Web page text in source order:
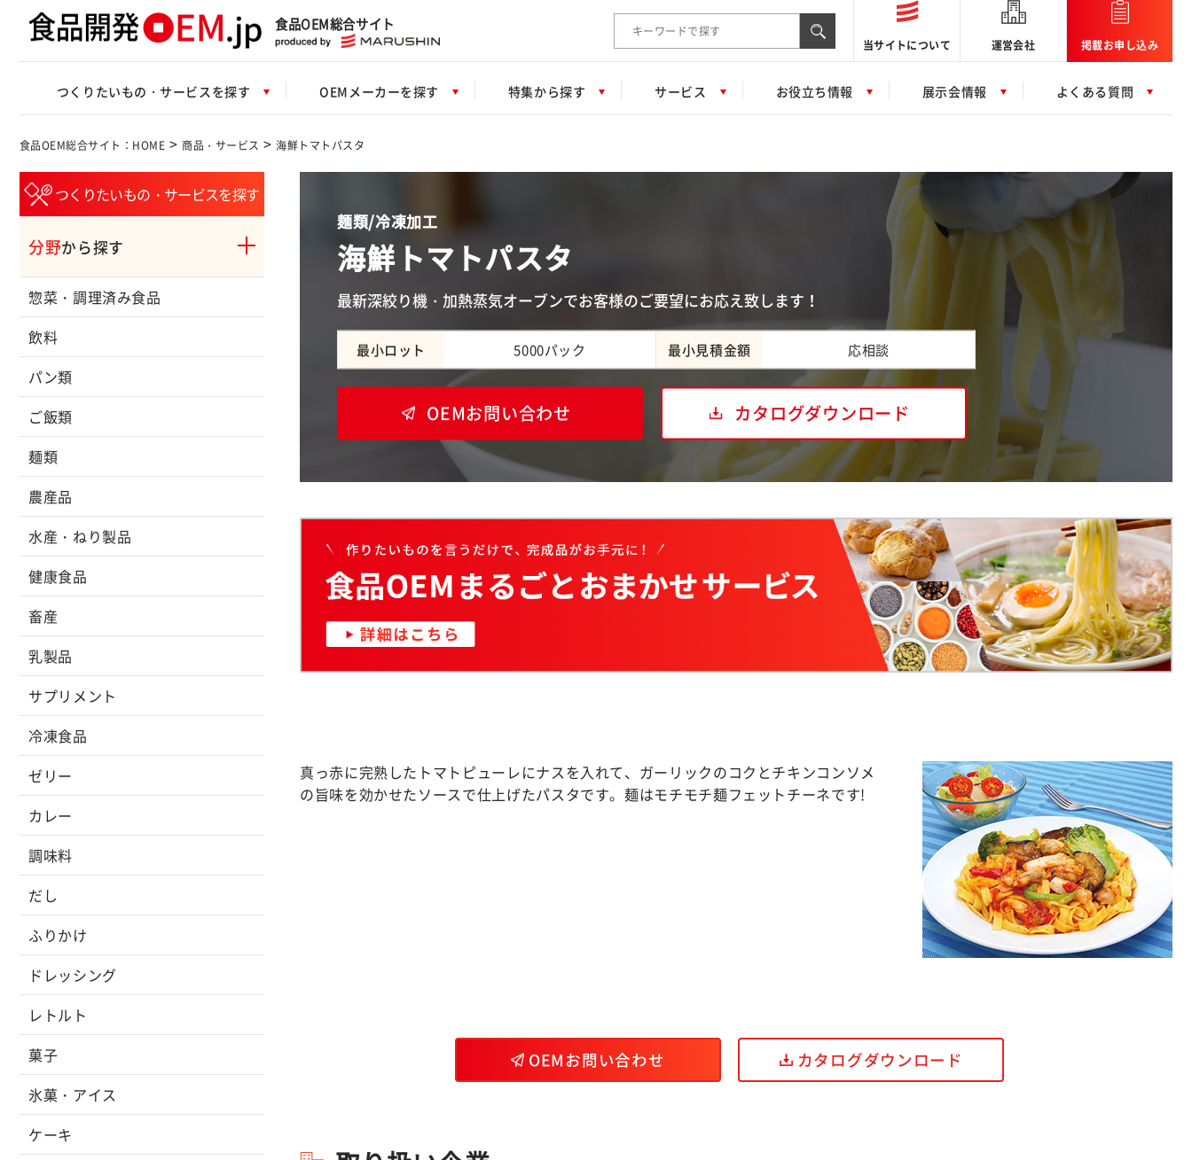
食品OEM総合サイト
検索キーワード入力 当サイトについて 運営会社 掲載お申し込み
つくりたいもの・サービスを探す OEMメーカーを探す 特集から探す サービス お役立ち情報 展示会情報 よくある質問
食品OEM総合サイト：HOME > 商品・サービス >海鮮トマトパスタ
つくりたいもの・サービスを探す
分野から探す
惣菜・調理済み食品
飲料
パン類
ご飯類
麺類
農産品
水産・ねり製品
健康食品
畜産
乳製品
サプリメント
冷凍食品
ゼリー
カレー
調味料
だし
ふりかけ
ドレッシング
レトルト
菓子
氷菓・アイス
ケーキ
麺類/冷凍加工
海鮮トマトパスタ
最新深絞り機・加熱蒸気オーブンでお客様のご要望にお応え致します！
最小ロット 5000パック 最小見積金額 応相談
OEMお問い合わせ カタログダウンロード
真っ赤に完熟したトマトピューレにナスを入れて、ガーリックのコクとチキンコンソメ
の旨味を効かせたソースで仕上げたパスタです。麺はモチモチ麺フェットチーネです!
OEMお問い合わせ カタログダウンロード